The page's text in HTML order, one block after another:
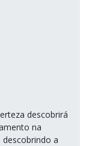
descobrirá
na
a